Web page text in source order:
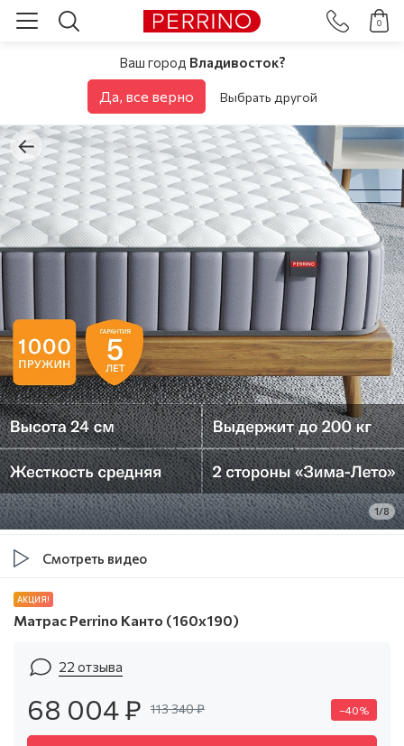
0
Ваш город Владивосток?
Да, все верно Выбрать другой
1/8
Смотреть видео
АКЦИЯ!
Матрас Perrino Канто (160х190)
22 отзыва
68 004 ₽ 113 340 ₽ –40%